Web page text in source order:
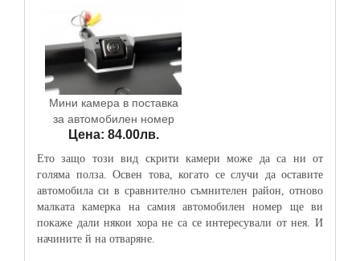
Мини камера в поставка
за автомобилен номер
Цена: 84.00лв.
Ето защо този вид скрити камери може да са ни от
голяма полза. Освен това, когато се случи да оставите
автомобила си в сравнително съмнителен район, отново
малката камерка на самия автомобилен номер ще ви
покаже дали някои хора не са се интересували от нея. И
начините й на отваряне.